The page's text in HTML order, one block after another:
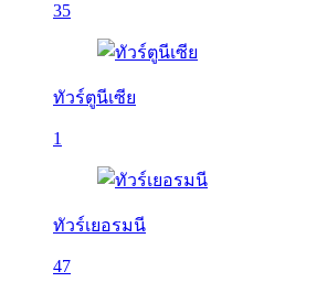
35
ทัวร์ตูนีเซีย
1
ทัวร์เยอรมนี
47